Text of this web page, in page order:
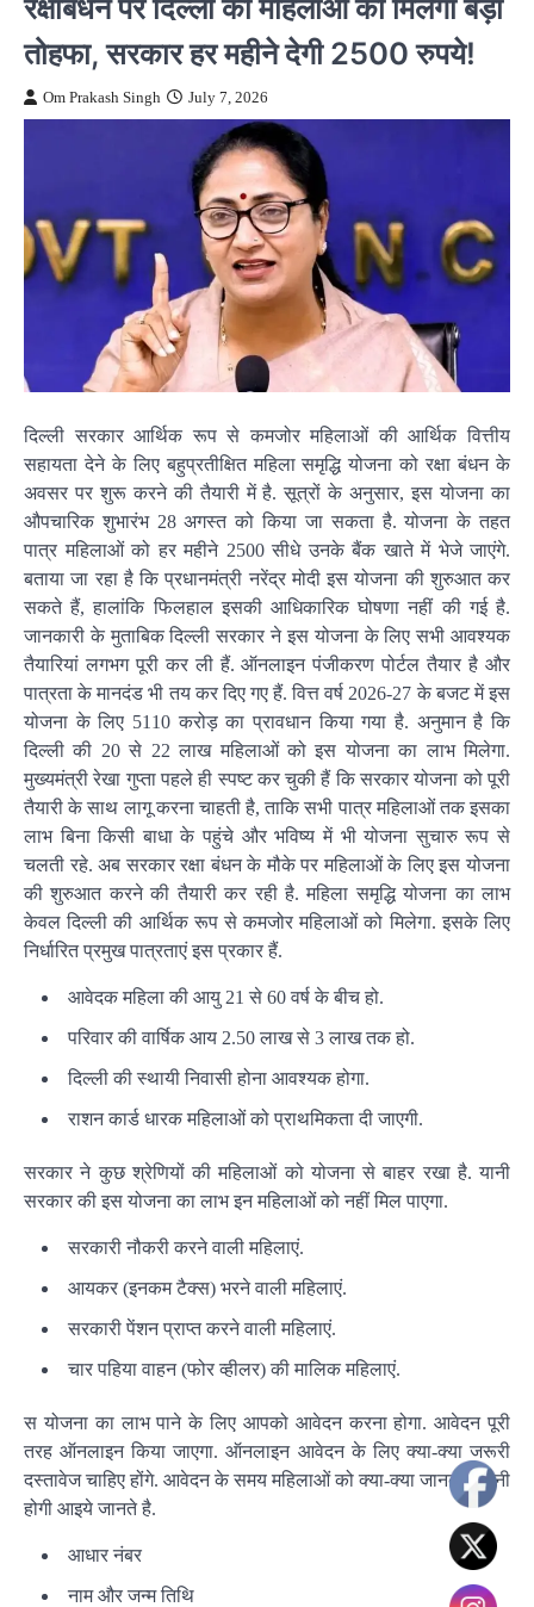
तोहफा, सरकार हर महीने देगी 2500 रुपये!
Om Prakash Singh July 7, 2026
दिल्ली सरकार आर्थिक रूप से कमजोर महिलाओं की आर्थिक वित्तीय
सहायता देने के लिए बहुप्रतीक्षित महिला समृद्धि योजना को रक्षा बंधन के
अवसर पर शुरू करने की तैयारी में है. सूत्रों के अनुसार, इस योजना का
औपचारिक शुभारंभ 28 अगस्त को किया जा सकता है. योजना के तहत
पात्र महिलाओं को हर महीने 2500 सीधे उनके बैंक खाते में भेजे जाएंगे.
बताया जा रहा है कि प्रधानमंत्री नरेंद्र मोदी इस योजना की शुरुआत कर
सकते हैं, हालांकि फिलहाल इसकी आधिकारिक घोषणा नहीं की गई है.
जानकारी के मुताबिक दिल्ली सरकार ने इस योजना के लिए सभी आवश्यक
तैयारियां लगभग पूरी कर ली हैं. ऑनलाइन पंजीकरण पोर्टल तैयार है और
पात्रता के मानदंड भी तय कर दिए गए हैं. वित्त वर्ष 2026-27 के बजट में इस
योजना के लिए 5110 करोड़ का प्रावधान किया गया है. अनुमान है कि
दिल्ली की 20 से 22 लाख महिलाओं को इस योजना का लाभ मिलेगा.
मुख्यमंत्री रेखा गुप्ता पहले ही स्पष्ट कर चुकी हैं कि सरकार योजना को पूरी
तैयारी के साथ लागू करना चाहती है, ताकि सभी पात्र महिलाओं तक इसका
लाभ बिना किसी बाधा के पहुंचे और भविष्य में भी योजना सुचारु रूप से
चलती रहे. अब सरकार रक्षा बंधन के मौके पर महिलाओं के लिए इस योजना
की शुरुआत करने की तैयारी कर रही है. महिला समृद्धि योजना का लाभ
केवल दिल्ली की आर्थिक रूप से कमजोर महिलाओं को मिलेगा. इसके लिए
निर्धारित प्रमुख पात्रताएं इस प्रकार हैं.
आवेदक महिला की आयु 21 से 60 वर्ष के बीच हो.
परिवार की वार्षिक आय 2.50 लाख से 3 लाख तक हो.
दिल्ली की स्थायी निवासी होना आवश्यक होगा.
राशन कार्ड धारक महिलाओं को प्राथमिकता दी जाएगी.
सरकार ने कुछ श्रेणियों की महिलाओं को योजना से बाहर रखा है. यानी
सरकार की इस योजना का लाभ इन महिलाओं को नहीं मिल पाएगा.
सरकारी नौकरी करने वाली महिलाएं.
आयकर (इनकम टैक्स) भरने वाली महिलाएं.
सरकारी पेंशन प्राप्त करने वाली महिलाएं.
चार पहिया वाहन (फोर व्हीलर) की मालिक महिलाएं.
स योजना का लाभ पाने के लिए आपको आवेदन करना होगा. आवेदन पूरी
तरह ऑनलाइन किया जाएगा. ऑनलाइन आवेदन के लिए क्या-क्या जरूरी
दस्तावेज चाहिए होंगे. आवेदन के समय महिलाओं को क्या-क्या जानकारी देनी
होगी आइये जानते है.
आधार नंबर
नाम और जन्म तिथि